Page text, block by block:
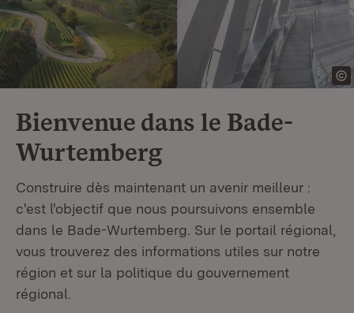
Bienvenue dans le Bade-
Wurtemberg
Construire dès maintenant un avenir meilleur :
c'est l'objectif que nous poursuivons ensemble
dans le Bade-Wurtemberg. Sur le portail régional,
vous trouverez des informations utiles sur notre
région et sur la politique du gouvernement
régional.